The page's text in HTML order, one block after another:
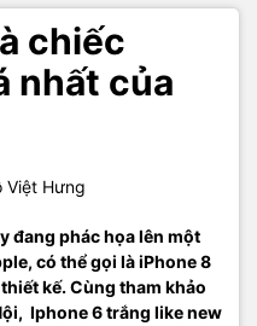
chiếc
nhất của
Việt Hưng
đang phác họa lên một
có thể gọi là iPhone 8
kế. Cùng tham khảo
ội, Iphone 6 trắng like new